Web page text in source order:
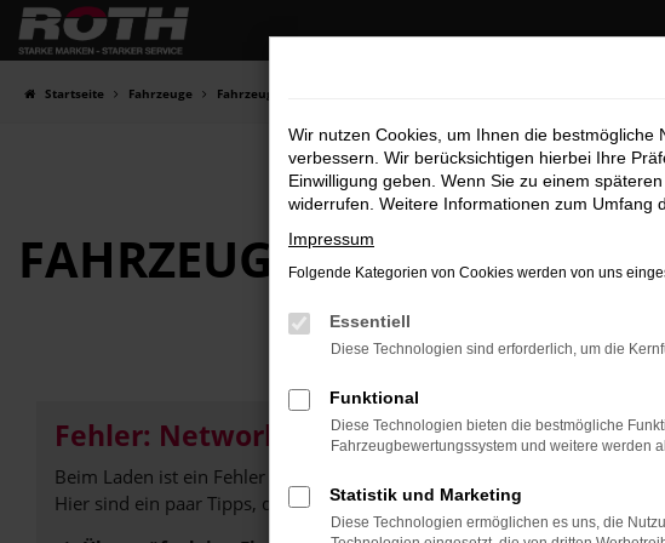
Zum
Hauptinhalt
Startseite Fahrzeuge Fahrzeugbestand
FAHRZEUG-SHOWROOM
Fehler: Network Error
Beim Laden ist ein Fehler aufgetreten.
Hier sind ein paar Tipps, die dir helfen können:
Wir nutzen Cookies, um Ihnen die
verbessern. Wir berücksichtigen hierbei Ihre
Einwilligung geben. Wenn Sie zu einem
widerrufen. Weitere Informationen zum Umfang
Impressum
Folgende Kategorien von Cookies werden von uns
Essentiell
Diese Technologien sind erforderlich, um die
Funktional
Diese Technologien bieten die bestmögliche
Fahrzeugbewertungssystem und weitere werden
Statistik und Marketing
Diese Technologien ermöglichen es uns, die